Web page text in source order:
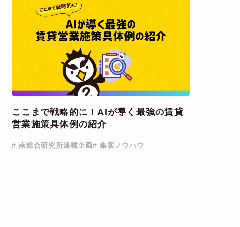
ここまで戦略的に！AIが導く最強の賃貸
営業施策具体例の紹介
# 南総合研究所連載企画# 集客ノウハウ